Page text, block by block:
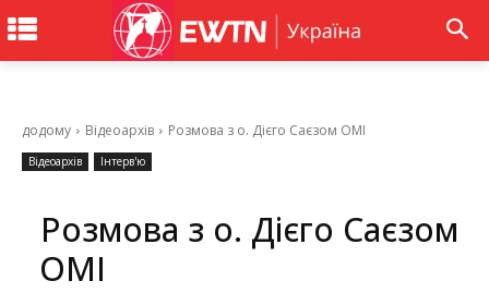
додому Відеоархів Розмова з о. Дієго Саєзом ОМІ
Відеоархів Інтерв'ю
Розмова з о. Дієго Саєзом
ОМІ